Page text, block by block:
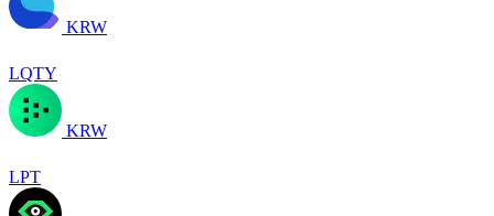
KRW
LQTY
KRW
LPT